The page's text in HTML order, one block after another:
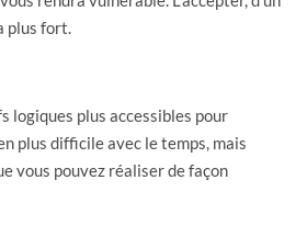
plus fort.
logiques plus accessibles pour
plus difficile avec le temps, mais
vous pouvez réaliser de façon